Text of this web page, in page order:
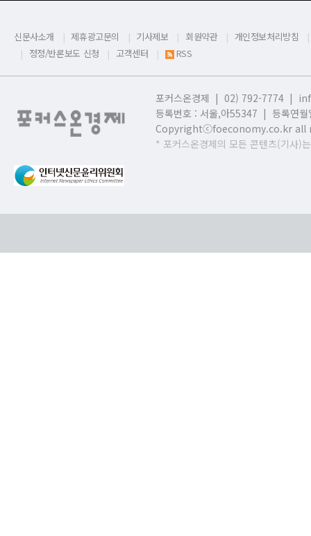
신문사소개 제휴광고문의 기사제보 회원약관
개인정보처리방침
정정/반론보도 신청
고객센터 RSS
포커스온경제 | 02) 792-7774 |
등록번호 : 서울,아55347 | 등록연
Copyrightⓒfoeconomy.co.kr all
* 포커스온경제의 모든 콘텐츠(기사)